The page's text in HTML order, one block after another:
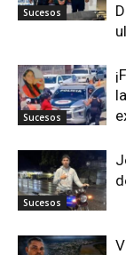
Sucesos
Sucesos
Sucesos